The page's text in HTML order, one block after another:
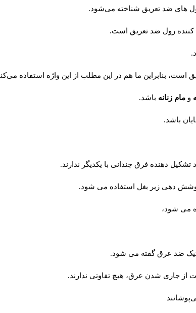
های ضد تعریق شناخته می‌شود.
کننده رول ضد تعریق است.
است، بنابراین ما هم در این مطلب از این واژه استفاده
و مام زنانه باشد.
باشد.
دهنده فرق چندانی با یکدیگر ندارند.
دهی زیر بغل استفاده می شود.
می شود،
ضد عرق گفته می شود.
از جاری شدن عرق، هیچ تفاوتی ندارند.